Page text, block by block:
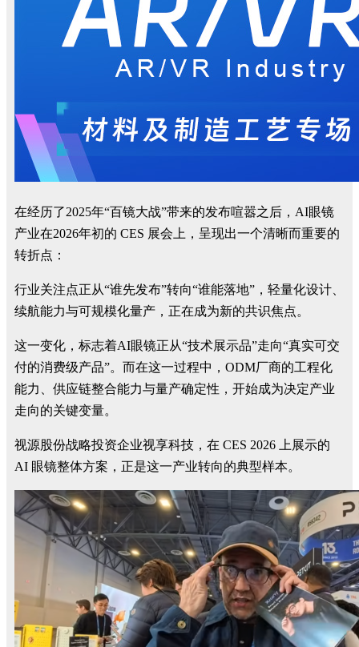
在经历了2025年“百镜大战”带来的发布喧嚣之后，AI眼镜
产业在2026年初的 CES 展会上，呈现出一个清晰而重要的
转折点：
行业关注点正从“谁先发布”转向“谁能落地”，轻量化设计、
续航能力与可规模化量产，正在成为新的共识焦点。
这一变化，标志着AI眼镜正从“技术展示品”走向“真实可交
付的消费级产品”。而在这一过程中，ODM厂商的工程化
能力、供应链整合能力与量产确定性，开始成为决定产业
走向的关键变量。
视源股份战略投资企业视享科技，在 CES 2026 上展示的
AI 眼镜整体方案，正是这一产业转向的典型样本。